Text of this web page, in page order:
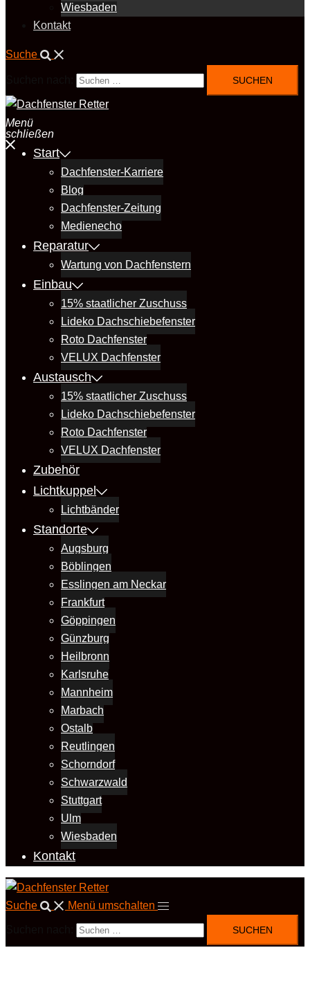
Wiesbaden
Kontakt
Suche
Menü
schließen
Start
Dachfenster-Karriere
Blog
Dachfenster-Zeitung
Medienecho
Reparatur
Wartung von Dachfenstern
Einbau
15% staatlicher Zuschuss
Lideko Dachschiebefenster
Roto Dachfenster
VELUX Dachfenster
Austausch
15% staatlicher Zuschuss
Lideko Dachschiebefenster
Roto Dachfenster
VELUX Dachfenster
Zubehör
Lichtkuppel
Lichtbänder
Standorte
Augsburg
Böblingen
Esslingen am Neckar
Frankfurt
Göppingen
Günzburg
Heilbronn
Karlsruhe
Mannheim
Marbach
Ostalb
Reutlingen
Schorndorf
Schwarzwald
Stuttgart
Ulm
Wiesbaden
Kontakt
Suche Menü umschalten